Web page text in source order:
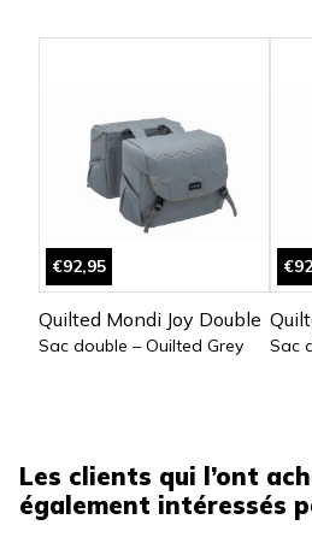
€92,95
Quilted Mondi Joy Double
Sac double – Ouilted Grey Sac
Les clients qui l’ont
également intéressés